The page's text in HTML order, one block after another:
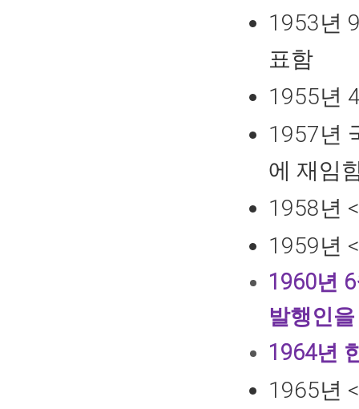
1953년
표함
1955년
1957년
에 재임
1958년
1959년
1960년
발행인
1964년
1965년